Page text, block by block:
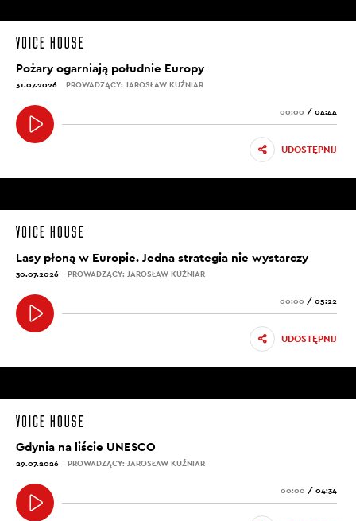
Pożary ogarniają południe Europy
31.07.2026 PROWADZĄCY: JAROSŁAW KUŹNIAR
00:00 / 04:44
UDOSTĘPNIJ
Lasy płoną w Europie. Jedna strategia nie wystarczy
30.07.2026 PROWADZĄCY: JAROSŁAW KUŹNIAR
00:00 / 05:22
UDOSTĘPNIJ
Gdynia na liście UNESCO
29.07.2026 PROWADZĄCY: JAROSŁAW KUŹNIAR
00:00 / 04:34